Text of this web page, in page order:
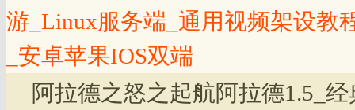
游_Linux服务端_通用视频架设教
_安卓苹果IOS双端
阿拉德之怒之起航阿拉德1.5_